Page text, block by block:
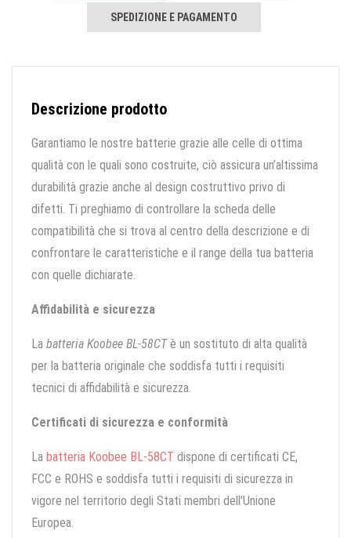
SPEDIZIONE E PAGAMENTO
Descrizione prodotto
Garantiamo le nostre batterie grazie alle celle di ottima
qualità con le quali sono costruite, ciò assicura un’altissima
durabilità grazie anche al design costruttivo privo di
difetti. Ti preghiamo di controllare la scheda delle
compatibilità che si trova al centro della descrizione e di
confrontare le caratteristiche e il range della tua batteria
con quelle dichiarate.
Affidabilità e sicurezza
La batteria Koobee BL-58CTè un sostituto di alta qualità
per la batteria originale che soddisfa tutti i requisiti
tecnici di affidabilità e sicurezza.
Certificati di sicurezza e conformità
La batteria Koobee BL-58CT dispone di certificati CE,
FCC e ROHS e soddisfa tutti i requisiti di sicurezza in
vigore nel territorio degli Stati membri dell'Unione
Europea.